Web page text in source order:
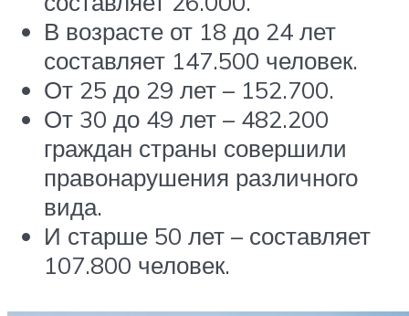
В возрасте от 18 до 24 лет
составляет 147.500 человек.
От 25 до 29 лет – 152.700.
От 30 до 49 лет – 482.200
граждан страны совершили
правонарушения различного
вида.
И старше 50 лет – составляет
107.800 человек.